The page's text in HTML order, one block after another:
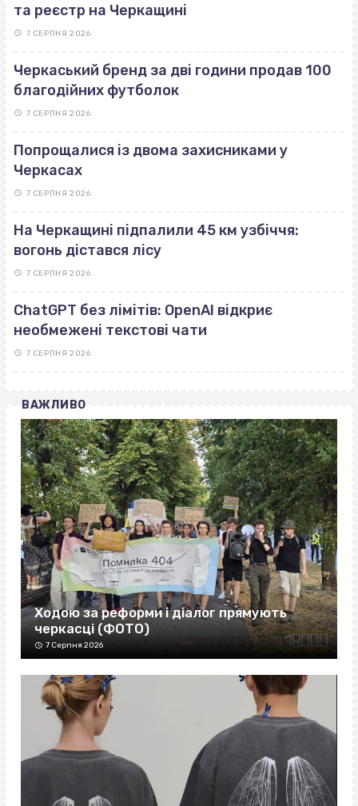
та реєстр на Черкащині
7 СЕРПНЯ 2026
Черкаський бренд за дві години продав 100
благодійних футболок
7 СЕРПНЯ 2026
Попрощалися із двома захисниками у
Черкасах
7 СЕРПНЯ 2026
На Черкащині підпалили 45 км узбіччя:
вогонь дістався лісу
7 СЕРПНЯ 2026
ChatGPT без лімітів: OpenAI відкриє
необмежені текстові чати
7 СЕРПНЯ 2026
ВАЖЛИВО
Ходою за реформи і діалог прямують
черкасці (ФОТО)
7 Серпня 2026